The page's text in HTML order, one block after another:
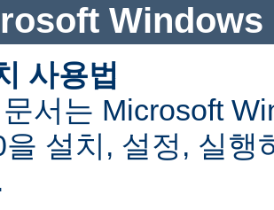
Windows
사용법
서는 Microsoft
을 설치, 설정, 실행